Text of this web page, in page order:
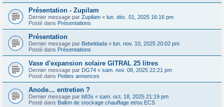
Présentation - Zupilam
Dernier message par Zupilam « lun. déc. 01, 2025 16:16 pm
Posté dans Présentations
Présentation
Dernier message par Bebeldada « lun. nov. 10, 2025 20:02 pm
Posté dans Présentations
Vase d'expansion solaire GITRAL 25 litres
Dernier message par DG74 « sam. nov. 08, 2025 22:21 pm
Posté dans Petites annonces
Anode… entretien ?
Dernier message par b83s « sam. oct. 18, 2025 21:19 pm
Posté dans Ballon de stockage chauffage et/ou ECS